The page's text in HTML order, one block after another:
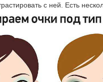
с ней. Есть